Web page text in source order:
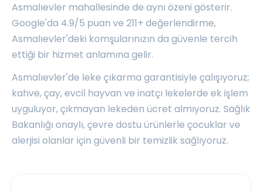
Asmalıevler mahallesinde de aynı özeni gösterir.
Google'da 4.9/5 puan ve 211+ değerlendirme,
Asmalıevler'deki komşularınızın da güvenle tercih
ettiği bir hizmet anlamına gelir.
Asmalıevler'de leke çıkarma garantisiyle çalışıyoruz;
kahve, çay, evcil hayvan ve inatçı lekelerde ek işlem
uyguluyor, çıkmayan lekeden ücret almıyoruz. Sağlık
Bakanlığı onaylı, çevre dostu ürünlerle çocuklar ve
alerjisi olanlar için güvenli bir temizlik sağlıyoruz.